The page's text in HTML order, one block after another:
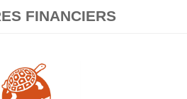
FINANCIERS